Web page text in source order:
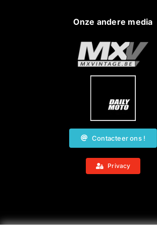
Onze andere media
Contacteer ons !
Privacy